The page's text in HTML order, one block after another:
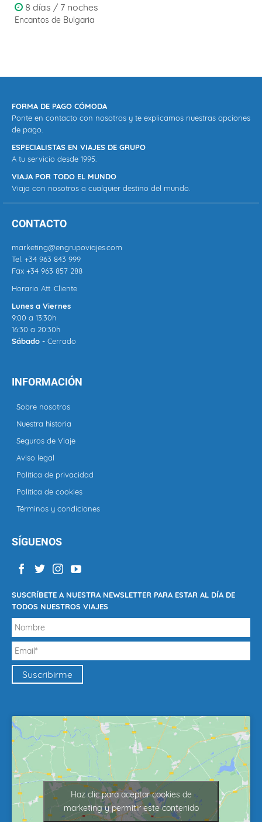
8 días / 7 noches
Encantos de Bulgaria
FORMA DE PAGO CÓMODA
Ponte en contacto con nosotros y te explicamos nuestras opciones
de pago.
ESPECIALISTAS EN VIAJES DE GRUPO
A tu servicio desde 1995.
VIAJA POR TODO EL MUNDO
Viaja con nosotros a cualquier destino del mundo.
CONTACTO
marketing@engrupoviajes.com
Tel. +34 963 843 999
Fax +34 963 857 288
Horario Att. Cliente
Lunes a Viernes
9:00 a 13:30h
16:30 a 20:30h
Sábado - Cerrado
INFORMACIÓN
Sobre nosotros
Nuestra historia
Seguros de Viaje
Aviso legal
Política de privacidad
Política de cookies
Términos y condiciones
SÍGUENOS
SUSCRÍBETE A NUESTRA NEWSLETTER PARA ESTAR AL DÍA DE
TODOS NUESTROS VIAJES
Haz clic para aceptar cookies de
marketing y permitir este contenido